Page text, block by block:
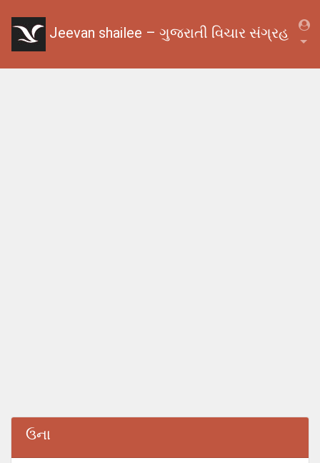
Jeevan shailee – ગુજરાતી વિચાર સંગ્રહ
ઉના